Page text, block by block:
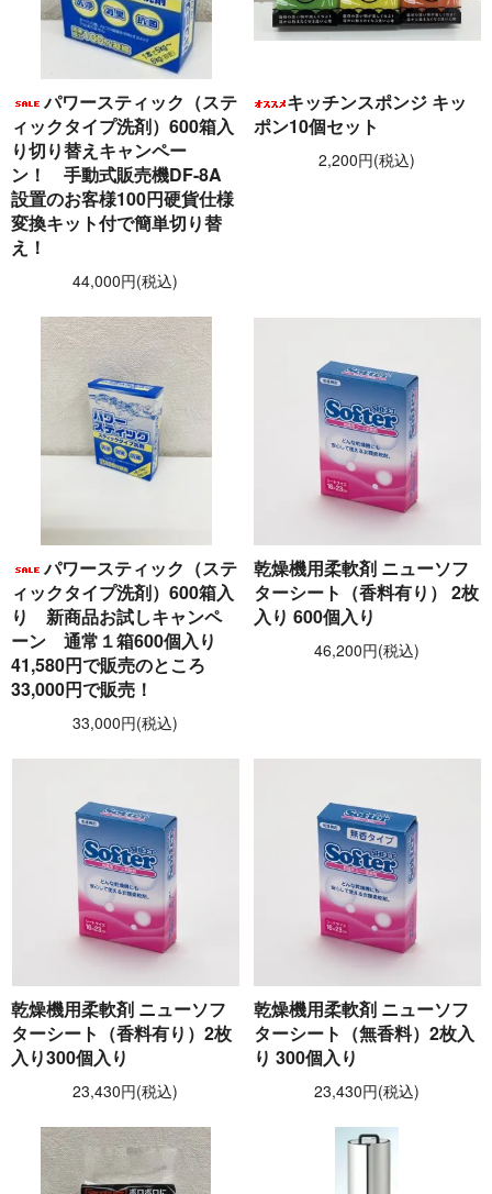
パワースティック（ステ
ィックタイプ洗剤）600箱入
り切り替えキャンペー
ン！ 手動式販売機DF-8A
設置のお客様100円硬貨仕様
変換キット付で簡単切り替
え！
44,000円(税込)
キッチンスポンジ キッ
ポン10個セット
2,200円(税込)
パワースティック（ステ
ィックタイプ洗剤）600箱入
り 新商品お試しキャンペ
ーン 通常１箱600個入り
41,580円で販売のところ
33,000円で販売！
33,000円(税込)
乾燥機用柔軟剤 ニューソフ
ターシート（香料有り） 2枚
入り 600個入り
46,200円(税込)
乾燥機用柔軟剤 ニューソフ
ターシート（香料有り）2枚
入り300個入り
23,430円(税込)
乾燥機用柔軟剤 ニューソフ
ターシート（無香料）2枚入
り 300個入り
23,430円(税込)